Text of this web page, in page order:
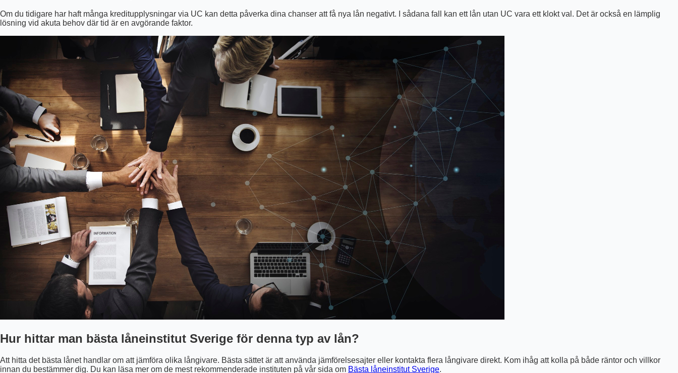
Om du tidigare har haft många kreditupplysningar via UC kan detta påverka dina chanser att få nya lån negativt. I sådana fall kan ett lån utan UC vara ett klokt val. Det är också en lämplig
lösning vid akuta behov där tid är en avgörande faktor.
Hur hittar man bästa låneinstitut Sverige för denna typ av lån?
Att hitta det bästa lånet handlar om att jämföra olika långivare. Bästa sättet är att använda jämförelsesajter eller kontakta flera långivare direkt. Kom ihåg att kolla på både räntor och villkor
innan du bestämmer dig. Du kan läsa mer om de mest rekommenderade instituten på vår sida om Bästa låneinstitut Sverige.